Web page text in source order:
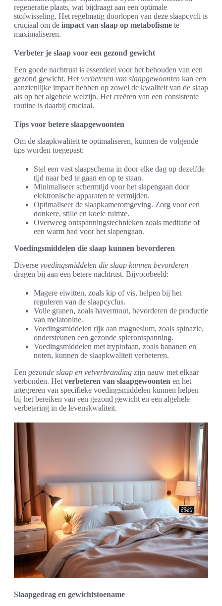
regeneratie plaats, wat bijdraagt aan een optimale
stofwisseling. Het regelmatig doorlopen van deze slaapcycli is
cruciaal om de impact van slaap op metabolisme te
maximaliseren.
Verbeter je slaap voor een gezond gewicht
Een goede nachtrust is essentieel voor het behouden van een
gezond gewicht. Het verbeteren van slaapgewoonten kan een
aanzienlijke impact hebben op zowel de kwaliteit van de slaap
als op het algehele welzijn. Het creëren van een consistente
routine is daarbij cruciaal.
Tips voor betere slaapgewoonten
Om de slaapkwaliteit te optimaliseren, kunnen de volgende
tips worden toegepast:
Stel een vast slaapschema in door elke dag op dezelfde
tijd naar bed te gaan en op te staan.
Minimaliseer schermtijd voor het slapengaan door
elektronische apparaten te vermijden.
Optimaliseer de slaapkameromgeving. Zorg voor een
donkere, stille en koele ruimte.
Overweeg ontspanningstechnieken zoals meditatie of
een warm bad voor het slapengaan.
Voedingsmiddelen die slaap kunnen bevorderen
Diverse voedingsmiddelen die slaap kunnen bevorderen
dragen bij aan een betere nachtrust. Bijvoorbeeld:
Magere eiwitten, zoals kip of vis, helpen bij het
reguleren van de slaapcyclus.
Volle granen, zoals havermout, bevorderen de productie
van melatonine.
Voedingsmiddelen rijk aan magnesium, zoals spinazie,
ondersteunen een gezonde spierontspanning.
Voedingsmiddelen met tryptofaan, zoals bananen en
noten, kunnen de slaapkwaliteit verbeteren.
Een gezonde slaap en vetverbranding zijn nauw met elkaar
verbonden. Het verbeteren van slaapgewoonten en het
integreren van specifieke voedingsmiddelen kunnen helpen
bij het bereiken van een gezond gewicht en een algehele
verbetering in de levenskwaliteit.
Slaapgedrag en gewichtstoename